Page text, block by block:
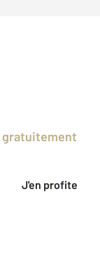
gratuitement
J'en profite